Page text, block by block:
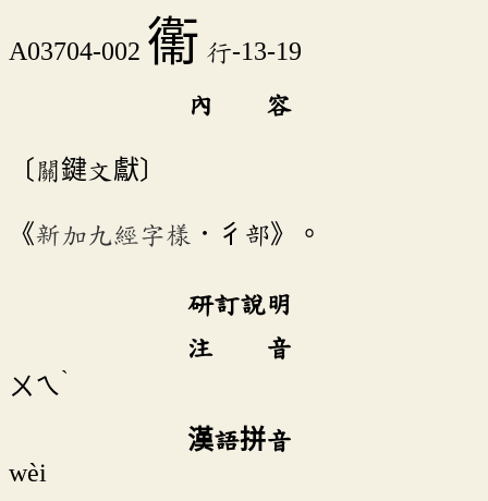
A03704-002 䘙 行-13-19
內 容
〔關鍵文獻〕
《新加九經字樣 ．彳部》。
研訂說明
注 音
ㄨㄟˋ
漢語拼音
wèi